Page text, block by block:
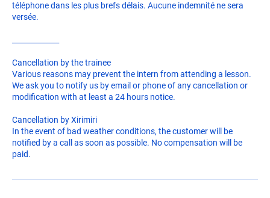
téléphone dans les plus brefs délais. Aucune indemnité ne sera
versée.
Cancellation by the trainee
Various reasons may prevent the intern from attending a lesson.
We ask you to notify us by email or phone of any cancellation or
modification with at least a 24 hours notice.
Cancellation by Xirimiri
In the event of bad weather conditions, the customer will be
notified by a call as soon as possible. No compensation will be